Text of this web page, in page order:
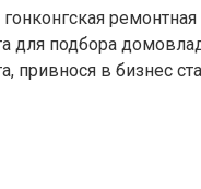
для подбора
в бизнес